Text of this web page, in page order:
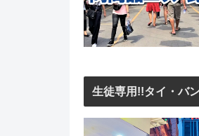
生徒専用!!タイ・バ